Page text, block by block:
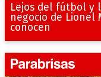
Lejos del fútbol y
negocio de Lionel
conocen